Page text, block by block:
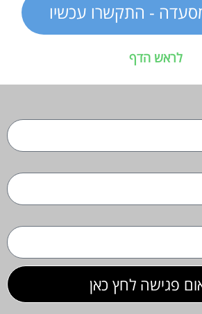
- התקשרו עכשיו
לראש הדף
פגישה לחץ כאן